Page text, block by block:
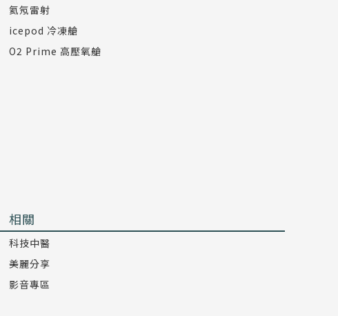
氦氖雷射
icepod 冷凍艙
O2 Prime 高壓氧艙
相關
科技中醫
美麗分享
影音專區